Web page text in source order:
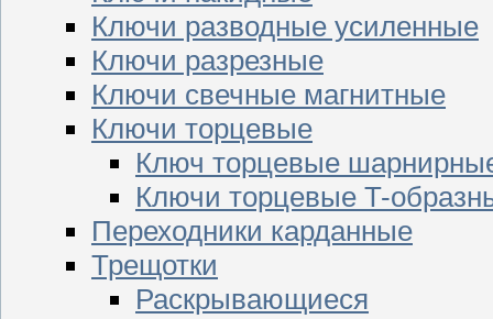
Ключи разводные усиленные
Ключи разрезные
Ключи свечные магнитные
Ключи торцевые
Ключ торцевые
Ключи торцевые T-
Переходники карданные
Трещотки
Раскрывающиеся